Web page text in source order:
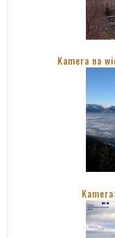
Kamera na